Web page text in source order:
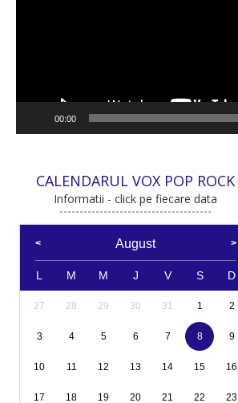
00:00
CALENDARUL VOX POP ROCK
Informatii - click pe fiecare data
August
L M M J V S D
27 28 29 30 31 1 2
3 4 5 6 7 8 9
10 11 12 13 14 15 16
17 18 19 20 21 22 23